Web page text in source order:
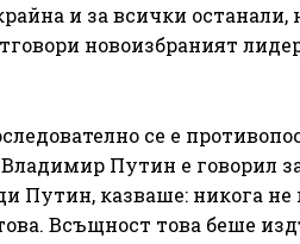
и за всички останали,
новоизбраният
се е
Путин е говорил
Путин, казваше: никога
Всъщност това беше